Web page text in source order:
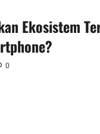
Ekosistem
0